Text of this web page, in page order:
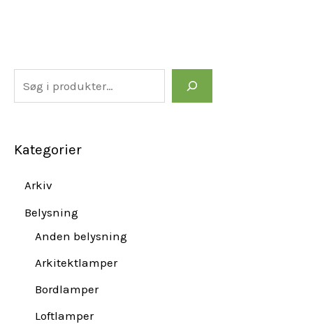
Kategorier
Arkiv
Belysning
Anden belysning
Arkitektlamper
Bordlamper
Loftlamper